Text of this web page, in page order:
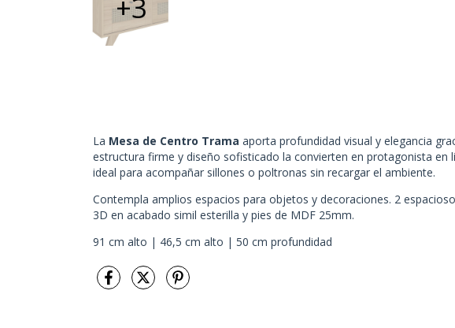
+3
La Mesa de Centro Trama aporta profundidad visual y elegancia
estructura firme y diseño sofisticado la convierten en protagonista en
ideal para acompañar sillones o poltronas sin recargar el ambiente.
Contempla amplios espacios para objetos y decoraciones. 2
3D en acabado simil esterilla y pies de MDF 25mm.
91 cm alto | 46,5 cm alto | 50 cm profundidad